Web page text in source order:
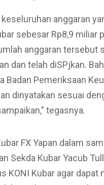
keseluruhan anggaran
sebesar Rp8,9 miliar
anggaran tersebut
dan telah diSPjkan.
Badan Pemeriksaan
dinyatakan sesuai
tegasnya.
FX Yapan dalam
Sekda Kubar Yacub
KONI Kubar agar dapat